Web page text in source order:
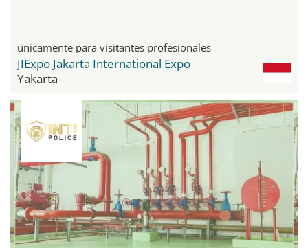
únicamente para visitantes profesionales
JIExpo Jakarta International Expo
Yakarta